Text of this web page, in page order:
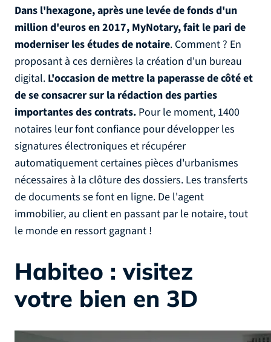
Dans l'hexagone, après une levée de fonds d'un
million d'euros en 2017, MyNotary, fait le pari de
moderniser les études de notaire. Comment ? En
proposant à ces dernières la création d'un bureau
digital. L'occasion de mettre la paperasse de côté et
de se consacrer sur la rédaction des parties
importantes des contrats. Pour le moment, 1400
notaires leur font confiance pour développer les
signatures électroniques et récupérer
automatiquement certaines pièces d'urbanismes
nécessaires à la clôture des dossiers. Les transferts
de documents se font en ligne. De l'agent
immobilier, au client en passant par le notaire, tout
le monde en ressort gagnant !
Habiteo : visitez
votre bien en 3D